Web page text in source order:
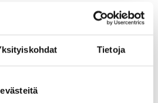
Tietoja
Jatkotason opinnot kestävät
valinnoista ja opintopolusta
riippuen.